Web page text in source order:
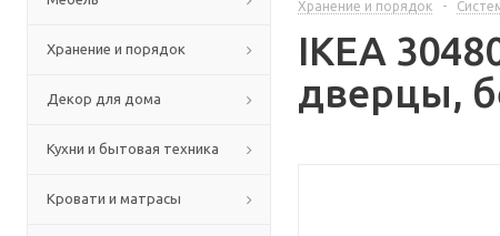
Хранение и порядок
Декор для дома
Кухни и бытовая техника
Кровати и матрасы
Хранение и порядок -
IKEA
дверцы,